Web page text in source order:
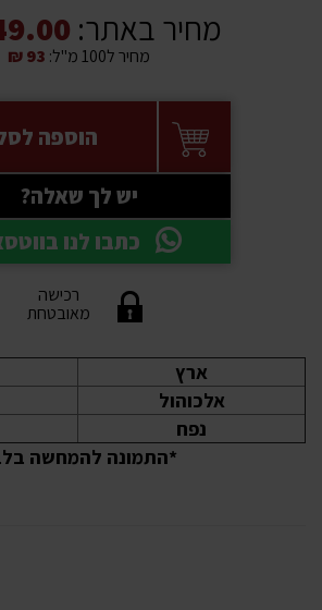
מחיר באתר: ₪
מחיר ל100 מ"ל:
הוספה
יש לך שאלה?
כתבו לנו
רכישה
מאובטחת
ארץ
אלכוהול
נפח
*התמונה להמחשה